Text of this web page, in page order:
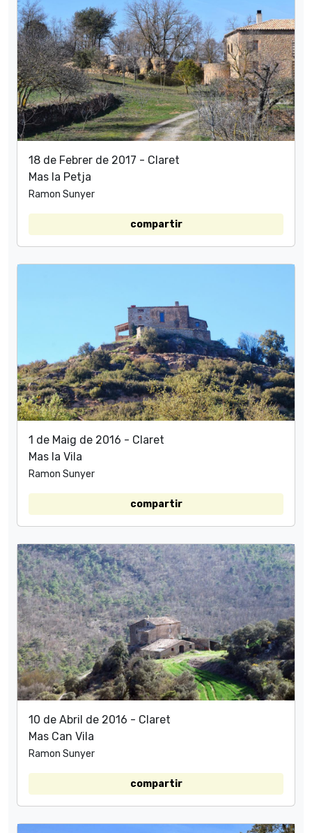
18 de Febrer de 2017 - Claret
Mas la Petja
Ramon Sunyer
compartir
1 de Maig de 2016 - Claret
Mas la Vila
Ramon Sunyer
compartir
10 de Abril de 2016 - Claret
Mas Can Vila
Ramon Sunyer
compartir